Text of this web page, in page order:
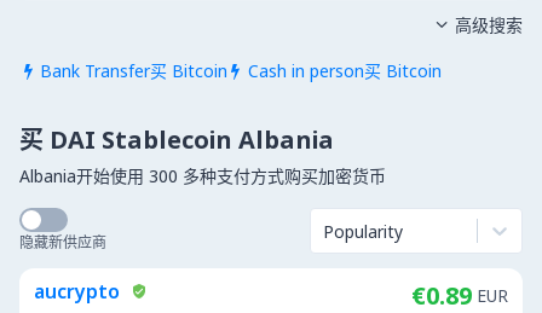
 Bank Transfer买 Bitcoin  Cash in person买 Bitcoin
 高级搜索
买 DAI Stablecoin Albania
Albania开始使用 300 多种支付方式购买加密货币
隐藏新供应商 Popularity
aucrypto €0.89 EUR